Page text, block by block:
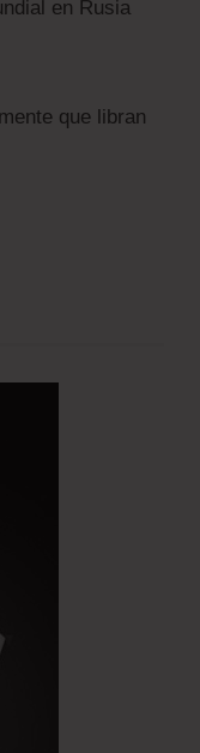
en Rusia
que libran